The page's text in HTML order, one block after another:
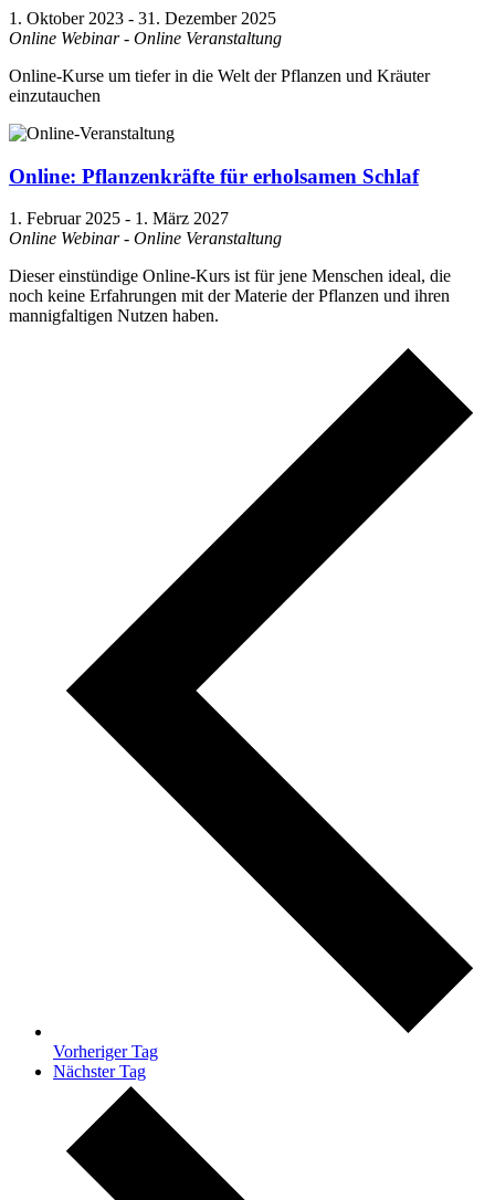
1. Oktober 2023 - 31. Dezember 2025
Online Webinar - Online Veranstaltung
Online-Kurse um tiefer in die Welt der Pflanzen und Kräuter
einzutauchen
Online: Pflanzenkräfte für erholsamen Schlaf
1. Februar 2025 - 1. März 2027
Online Webinar - Online Veranstaltung
Dieser einstündige Online-Kurs ist für jene Menschen ideal, die
noch keine Erfahrungen mit der Materie der Pflanzen und ihren
mannigfaltigen Nutzen haben.
Vorheriger Tag
Nächster Tag